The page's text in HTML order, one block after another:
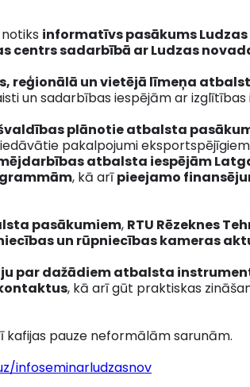
notiks informatīvs pasākums
centrs sadarbībā ar Ludzas
reģionālā un vietējā līmeņa
un sadarbības iespējām ar
plānotie atbalsta
pakalpojumi
atbalsta iespējām
, kā arīpieejamo
pasākumiem, RTU Rēzeknes
un rūpniecības kameras
par dažādiem atbalsta
, kā arī gūt praktiskas
kafijas pauze neformālām sarunām.
infoseminarludzasnov